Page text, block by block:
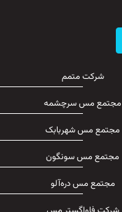
شرکت متمم
مجتمع مس سرچشمه
مجتمع مس شهربابک
مجتمع مس سونگون
مجتمع مس دره‌آلو